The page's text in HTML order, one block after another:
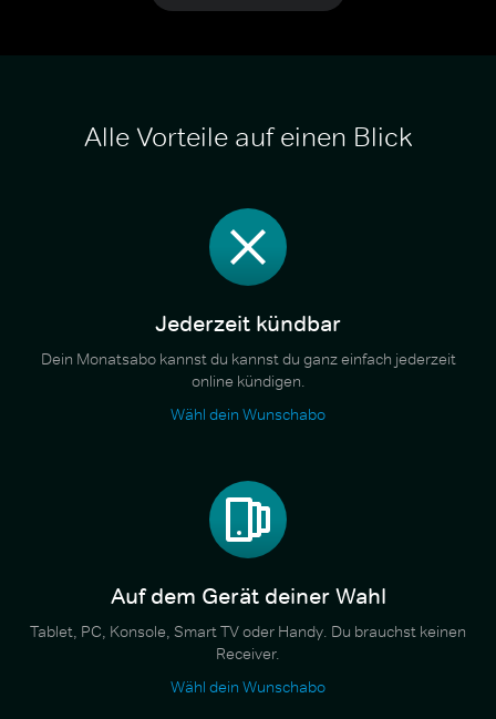
Alle Vorteile auf einen Blick
Jederzeit kündbar
Dein Monatsabo kannst du kannst du ganz einfach jederzeit
online kündigen.
Wähl dein Wunschabo
Auf dem Gerät deiner Wahl
Tablet, PC, Konsole, Smart TV oder Handy. Du brauchst keinen
Receiver.
Wähl dein Wunschabo